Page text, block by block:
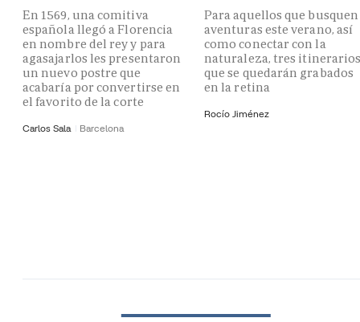
En 1569, una comitiva
española llegó a Florencia
en nombre del rey y para
agasajarlos les presentaron
un nuevo postre que
acabaría por convertirse en
el favorito de la corte
Carlos Sala Barcelona
Para aquellos que busquen
aventuras este verano, así
como conectar con la
naturaleza, tres
que se quedarán grabados
en la retina
Rocío Jiménez